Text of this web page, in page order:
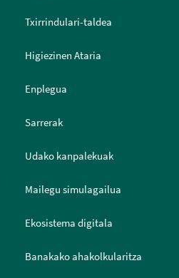
Txirrindulari-taldea
Higiezinen Ataria
Enplegua
Sarrerak
Udako kanpalekuak
Mailegu simulagailua
Ekosistema digitala
Banakako ahakolkularitza